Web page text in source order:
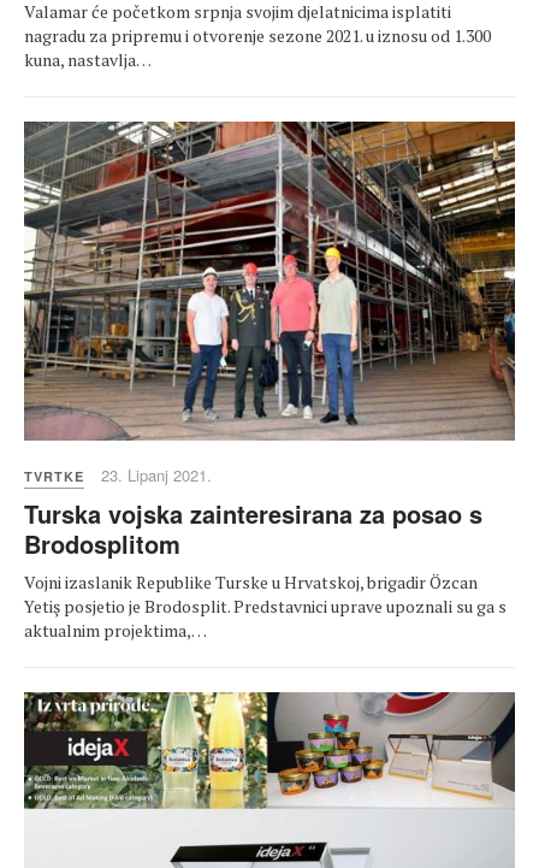
Valamar će početkom srpnja svojim djelatnicima isplatiti
nagradu za pripremu i otvorenje sezone 2021. u iznosu od 1.300
kuna, nastavlja…
TVRTKE 23. Lipanj 2021.
Turska vojska zainteresirana za posao s
Brodosplitom
Vojni izaslanik Republike Turske u Hrvatskoj, brigadir Özcan
Yetiş posjetio je Brodosplit. Predstavnici uprave upoznali su ga s
aktualnim projektima,…